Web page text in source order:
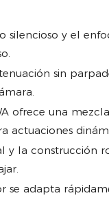
silencioso y el
sin
ofrece una
actuaciones
y la construcción
se adapta